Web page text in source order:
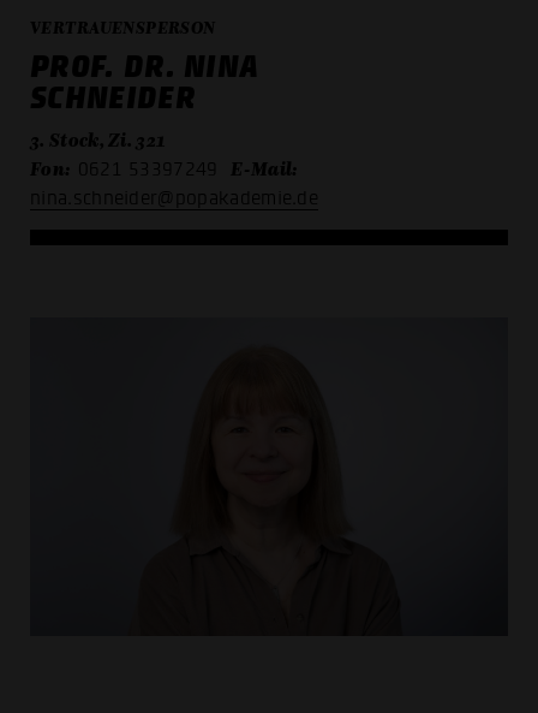
VERTRAUENSPERSON
PROF. DR. NINA
SCHNEIDER
3. Stock, Zi. 321
Fon: 0621 53397249 E-Mail:
nina.schneider@popakademie.de